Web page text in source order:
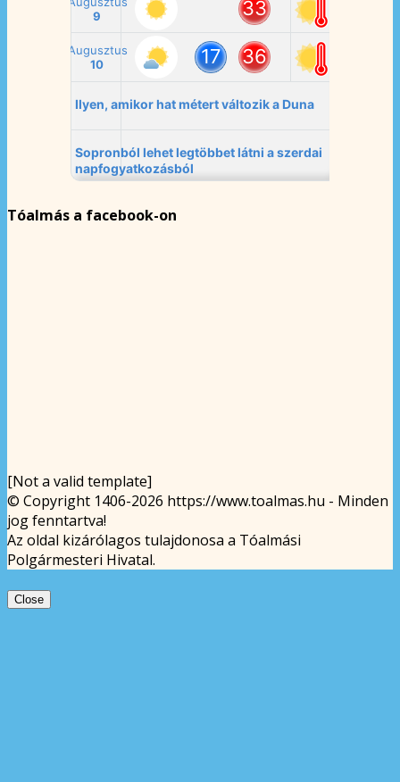
Tóalmás a facebook-on
[Not a valid template]
© Copyright 1406-2026 https://www.toalmas.hu - Minden
jog fenntartva!
Az oldal kizárólagos tulajdonosa a Tóalmási
Polgármesteri Hivatal.
Close